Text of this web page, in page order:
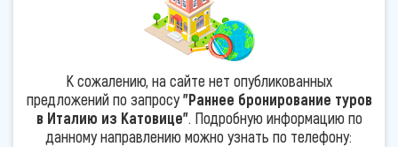
К сожалению, на сайте нет опубликованных
предложений по запросу"Раннее бронирование туров
в Италию из Катовице". Подробную информацию по
данному направлению можно узнать по телефону: